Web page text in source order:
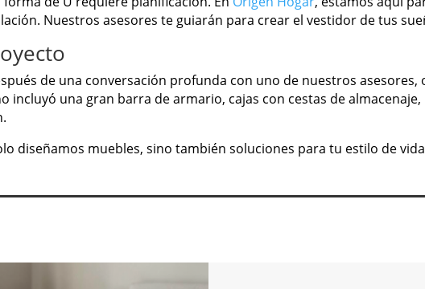
Nuestros asesores te guiarán para crear el vestidor de tus
de una conversación profunda con uno de nuestros
incluyó una gran barra de armario, cajas con cestas de
diseñamos muebles, sino también soluciones para tu estilo de